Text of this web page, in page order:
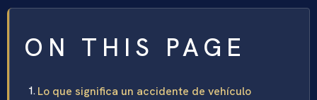
ON THIS PAGE
Lo que significa un accidente de vehículo